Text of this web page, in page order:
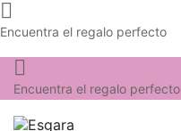

Encuentra el regalo perfecto

Encuentra el regalo perfecto